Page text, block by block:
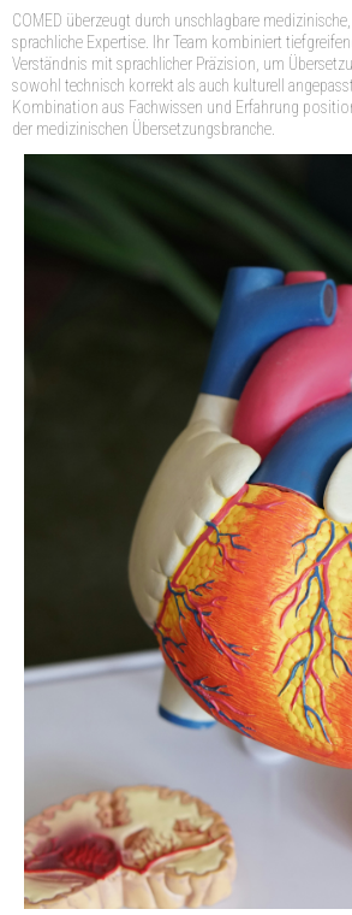
COMED überzeugt durch unschlagbare
sprachliche Expertise. Ihr Team kombiniert
Verständnis mit sprachlicher Präzision, um
sowohl technisch korrekt als auch kulturell
Kombination aus Fachwissen und Erfahrung
der medizinischen Übersetzungsbranche.